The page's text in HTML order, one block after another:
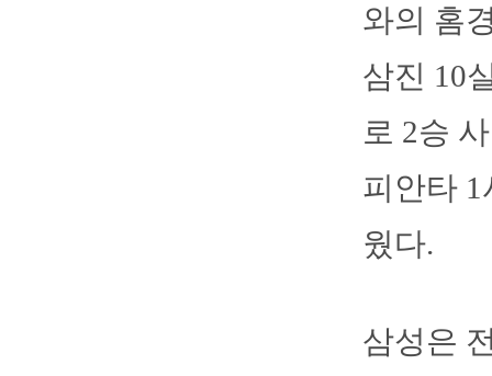
와의 홈
삼진 10
로 2승
피안타
웠다.
삼성은